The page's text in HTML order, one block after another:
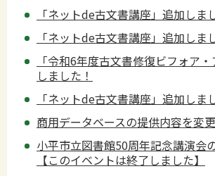
「ネットde古文書講座」追加しま
「ネットde古文書講座」追加しま
「令和6年度古文書修復ビフォア
しました！
「ネットde古文書講座」追加しま
商用データベースの提供内容を変更
小平市立図書館50周年記念講演会
【このイベントは終了しました】